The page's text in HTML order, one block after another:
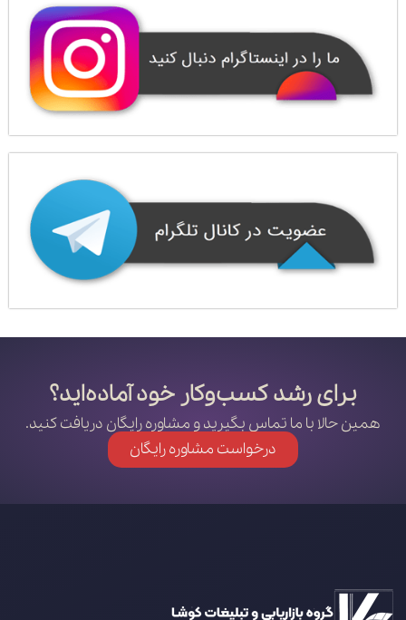
برای رشد کسب‌وکار خود آماده‌اید؟
همین حالا با ما تماس بگیرید و مشاوره رایگان دریافت کنید.
درخواست مشاوره رایگان